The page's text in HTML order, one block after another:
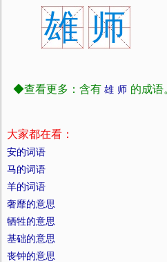
雄 师
◆查看更多：含有 雄 师 的成语
大家都在看：
安的词语
马的词语
羊的词语
奢靡的意思
牺牲的意思
基础的意思
丧钟的意思